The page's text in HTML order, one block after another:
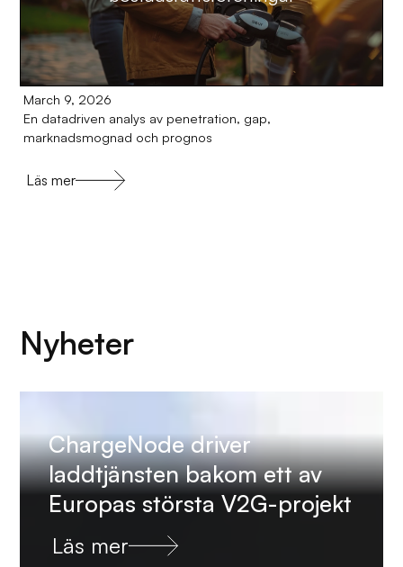
March 9, 2026
En datadriven analys av penetration, gap,
marknadsmognad och prognos
Läs mer
Nyheter
ChargeNode driver
laddtjänsten bakom ett av
Europas största V2G-projekt
Läs mer